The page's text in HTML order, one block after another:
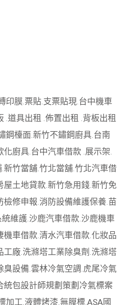
印膜.票貼.支票貼現.台中機車
.道具出租 .佈置出租 .背板出租
鋼檯面.新竹不鏽鋼廚具.台南
化廚具.台中汽車借款 .展示架.
.新竹當舖.竹北當舖.竹北汽車借
屋土地貸款.新竹急用錢.新竹免
檢修申報.消防設備維護保養.苗
統維護.沙鹿汽車借款.沙鹿機車
機車借款.清水汽車借款.化妝品
工廠.洗滌塔工業除臭劑 .洗滌塔
臭設備.雲林冷氣空調.虎尾冷氣
統包設計師規劃策劃 冷氣標案
加工.液體烤漆.無膜標.ASA國